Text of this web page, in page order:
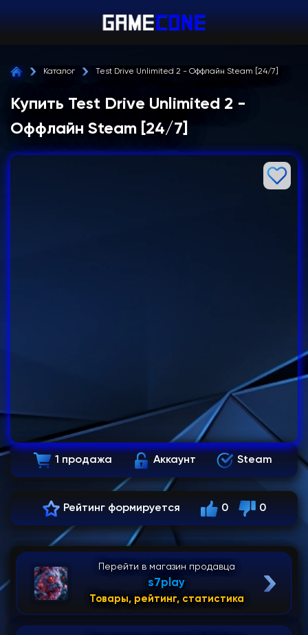
Каталог Test Drive Unlimited 2 - Оффлайн Steam [24/7]
Купить Test Drive Unlimited 2 -
Оффлайн Steam [24/7]
1 продажа Аккаунт Steam
Рейтинг формируется 0 0
Перейти в магазин продавца
s7play
Товары, рейтинг, статистика